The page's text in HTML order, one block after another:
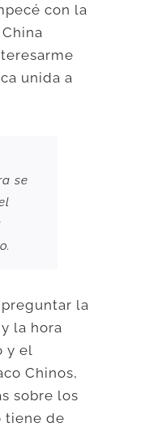
con la
unida a
se
la
la hora
y el
Chinos,
sobre los
tiene de